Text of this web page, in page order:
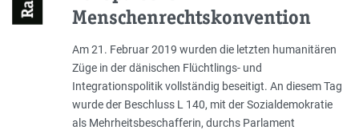
Menschenrechtskonvention
Einleitung
Am 21. Februar 2019 wurden die letzten humanitären
Züge in der dänischen Flüchtlings- und
Integrationspolitik vollständig beseitigt. An diesem Tag
wurde der Beschluss L 140, mit der Sozialdemokratie
als Mehrheitsbeschafferin, durchs Parlament